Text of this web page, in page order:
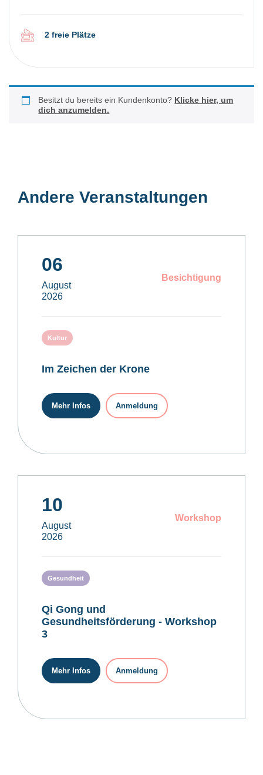
2 freie Plätze
Besitzt du bereits ein Kundenkonto? Klicke hier, um
dich anzumelden.
Andere Veranstaltungen
06
August
2026
Besichtigung
Kultur
Im Zeichen der Krone
Mehr Infos Anmeldung
10
August
2026
Workshop
Gesundheit
Qi Gong und
Gesundheitsförderung - Workshop
3
Mehr Infos Anmeldung